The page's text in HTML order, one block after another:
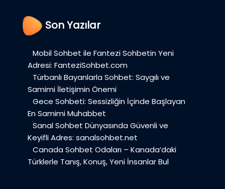
Son Yazılar
Mobil Sohbet ile Fantezi Sohbetin Yeni
Adresi: FanteziSohbet.com
Türbanlı Bayanlarla Sohbet: Saygılı ve
Samimi İletişimin Önemi
Gece Sohbeti: Sessizliğin İçinde Başlayan
En Samimi Muhabbet
Sanal Sohbet Dünyasında Güvenli ve
Keyifli Adres: sanalsohbet.net
Canada Sohbet Odaları – Kanada’daki
Türklerle Tanış, Konuş, Yeni İnsanlar Bul